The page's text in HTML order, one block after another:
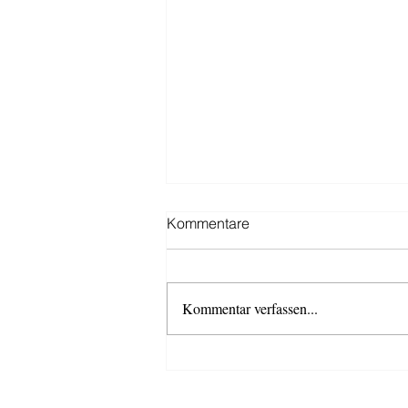
Kommentare
Kommentar verfassen...